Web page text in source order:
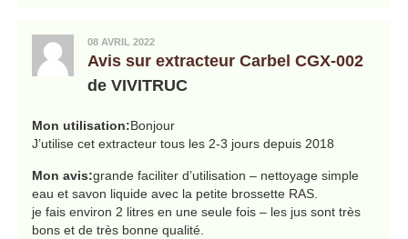
08 AVRIL 2022
Avis sur extracteur Carbel CGX-002
de VIVITRUC
Mon utilisation:Bonjour
J’utilise cet extracteur tous les 2-3 jours depuis 2018
Mon avis:grande faciliter d’utilisation – nettoyage simple
eau et savon liquide avec la petite brossette RAS.
je fais environ 2 litres en une seule fois – les jus sont très
bons et de très bonne qualité.